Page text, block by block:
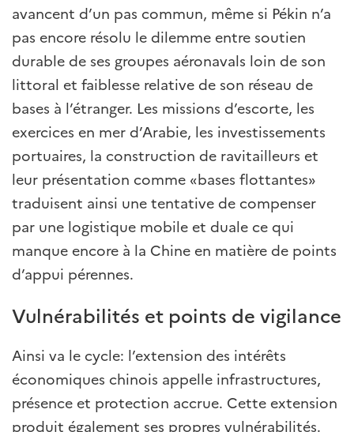
avancent d’un pas commun, même si Pékin n’a
pas encore résolu le dilemme entre soutien
durable de ses groupes aéronavals loin de son
littoral et faiblesse relative de son réseau de
bases à l’étranger. Les missions d’escorte, les
exercices en mer d’Arabie, les investissements
portuaires, la construction de ravitailleurs et
leur présentation comme «bases flottantes»
traduisent ainsi une tentative de compenser
par une logistique mobile et duale ce qui
manque encore à la Chine en matière de points
d’appui pérennes.
Vulnérabilités et points de vigilance
Ainsi va le cycle: l’extension des intérêts
économiques chinois appelle infrastructures,
présence et protection accrue. Cette extension
produit également ses propres vulnérabilités.